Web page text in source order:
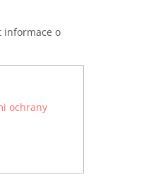
informace o
ochrany